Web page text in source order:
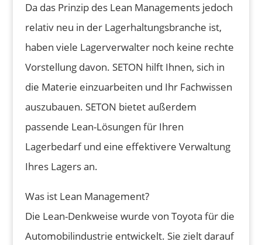
Da das Prinzip des Lean Managements jedoch
relativ neu in der Lagerhaltungsbranche ist,
haben viele Lagerverwalter noch keine rechte
Vorstellung davon. SETON hilft Ihnen, sich in
die Materie einzuarbeiten und Ihr Fachwissen
auszubauen. SETON bietet außerdem
passende Lean-Lösungen für Ihren
Lagerbedarf und eine effektivere Verwaltung
Ihres Lagers an.
Was ist Lean Management?
Die Lean-Denkweise wurde von Toyota für die
Automobilindustrie entwickelt. Sie zielt darauf